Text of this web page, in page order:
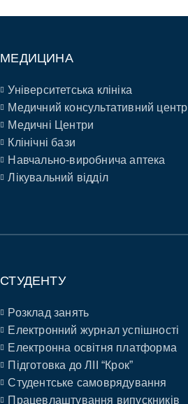
МЕДИЦИНА
Університетська клініка
Медичний консультативний центр
Медичні Центри
Клінічні бази
Навчально-виробнича аптека
Лікувальний відділ
СТУДЕНТУ
Розклад занять
Електронний журнал успішності
Електронна освітня платформа
Підготовка до ЛІІ “Крок”
Студентське самоврядування
Працевлаштування випускників